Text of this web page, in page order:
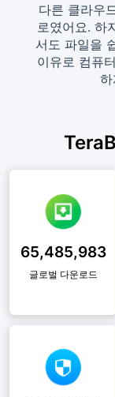
다른 클라우
로였어요. 하
서도 파일을
이유로 컴퓨
65,485,983
글로벌 다운로드